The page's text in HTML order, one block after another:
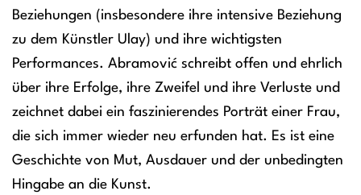
Beziehungen (insbesondere ihre intensive Beziehung
zu dem Künstler Ulay) und ihre wichtigsten
Performances. Abramović schreibt offen und ehrlich
über ihre Erfolge, ihre Zweifel und ihre Verluste und
zeichnet dabei ein faszinierendes Porträt einer Frau,
die sich immer wieder neu erfunden hat. Es ist eine
Geschichte von Mut, Ausdauer und der unbedingten
Hingabe an die Kunst.